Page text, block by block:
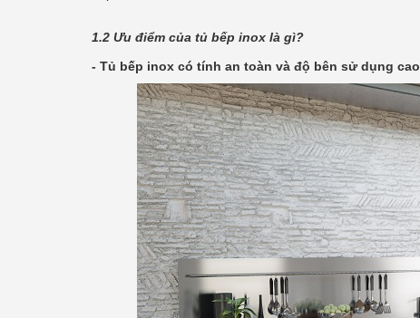
1.2 Ưu điểm của tủ bếp inox là gì?
- Tủ bếp inox có tính an toàn và độ bên sử dụng cao